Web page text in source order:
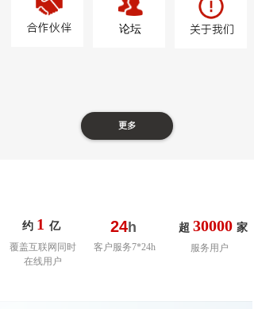
更多
关于我们
论坛
合作伙伴
约 1 亿
覆盖互联网同时
在线用户
超 30000 家
服务用户
24h
客户服务7*24h